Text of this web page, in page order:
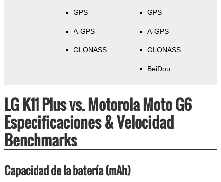
GPS
A-GPS
GLONASS
GPS
A-GPS
GLONASS
BeiDou
LG K11 Plus vs. Motorola Moto G6
Especificaciones & Velocidad
Benchmarks
Capacidad de la batería (mAh)